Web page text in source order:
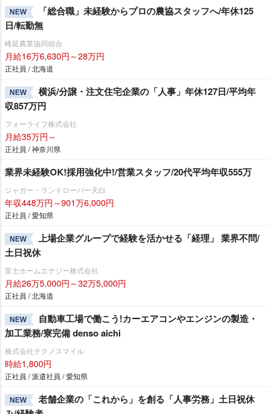
NEW
「総合職」未経験からプロの農協スタッフへ/年休125
日/転勤無
峰延農業協同組合
月給16万6,630円～28万円
正社員 / 北海道
NEW
横浜/分譲・注文住宅企業の「人事」年休127日/平均年
収857万円
フォーライフ株式会社
月給35万円～
正社員 / 神奈川県
業界未経験OK!採用強化中!/営業スタッフ/20代平均年収555万
ジャガー・ランドローバー天白
年収448万円～901万6,000円
正社員 / 愛知県
NEW
上場企業グループで経験を活かせる「経理」 業界不問/
土日祝休
富士ホームエナジー株式会社
月給26万5,000円～32万5,000円
正社員 / 北海道
NEW
自動車工場で働こう!カーエアコンやエンジンの製造・
加工業務/寮完備 denso aichi
株式会社テクノスマイル
時給1,800円
正社員 / 派遣社員 / 愛知県
NEW
老舗企業の「これから」を創る「人事労務」土日祝休